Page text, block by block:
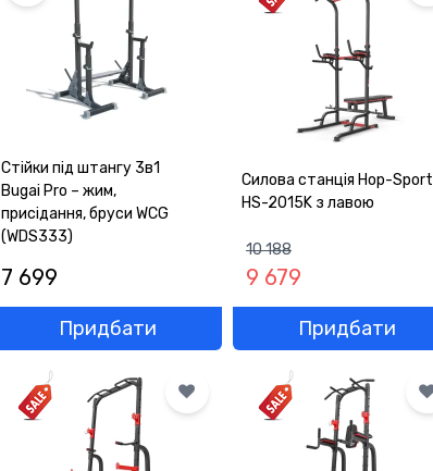
Стійки під штангу 3в1
Bugai Pro – жим,
присідання, бруси WCG
(WDS333)
7 699
Придбати
Силова станція Hop-Sport
HS-2015K з лавою
10 188
9 679
Придбати